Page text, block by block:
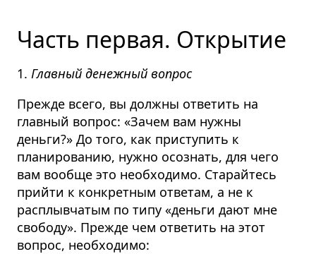
Часть первая. Открытие
1. Главный денежный вопрос
Прежде всего, вы должны ответить на
главный вопрос: «Зачем вам нужны
деньги?» До того, как приступить к
планированию, нужно осознать, для чего
вам вообще это необходимо. Старайтесь
прийти к конкретным ответам, а не к
расплывчатым по типу «деньги дают мне
свободу». Прежде чем ответить на этот
вопрос, необходимо: